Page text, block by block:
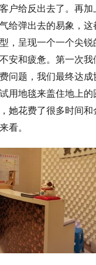
户给反出去了。再
给弹出去的易象，
，呈现一个一个尖
安和疲惫。第一次
问题，我们最终达
用地毯来盖住地上
她花费了很多时间
看。